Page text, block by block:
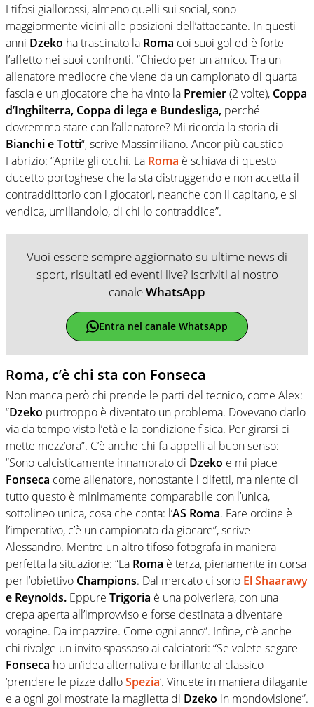
I tifosi giallorossi, almeno quelli sui social, sono
maggiormente vicini alle posizioni dell’attaccante. In questi
anni Dzeko ha trascinato la Roma coi suoi gol ed è forte
l’affetto nei suoi confronti. “Chiedo per un amico. Tra un
allenatore mediocre che viene da un campionato di quarta
fascia e un giocatore che ha vinto la Premier(2 volte), Coppa
d’Inghilterra, Coppa di lega e Bundesliga, perché
dovremmo stare con l’allenatore? Mi ricorda la storia di
Bianchi e Totti“, scrive Massimiliano. Ancor più caustico
Fabrizio: “Aprite gli occhi. La Roma è schiava di questo
ducetto portoghese che la sta distruggendo e non accetta il
contraddittorio con i giocatori, neanche con il capitano, e si
vendica, umiliandolo, di chi lo contraddice”.
Vuoi essere sempre aggiornato su ultime news di
sport, risultati ed eventi live? Iscriviti al nostro
canaleWhatsApp
Entra nel canale WhatsApp
Roma, c’è chi sta con Fonseca
Non manca però chi prende le parti del tecnico, come Alex:
“Dzeko purtroppo è diventato un problema. Dovevano darlo
via da tempo visto l’età e la condizione fisica. Per girarsi ci
mette mezz’ora”. C’è anche chi fa appelli al buon senso:
“Sono calcisticamente innamorato di Dzeko e mi piace
Fonseca come allenatore, nonostante i difetti, ma niente di
tutto questo è minimamente comparabile con l’unica,
sottolineo unica, cosa che conta: l’AS Roma. Fare ordine è
l’imperativo, c’è un campionato da giocare”, scrive
Alessandro. Mentre un altro tifoso fotografa in maniera
perfetta la situazione: “La Roma è terza, pienamente in corsa
per l’obiettivo Champions. Dal mercato ci sono El Shaarawy
e Reynolds. Eppure Trigoria è una polveriera, con una
crepa aperta all’improvviso e forse destinata a diventare
voragine. Da impazzire. Come ogni anno”. Infine, c’è anche
chi rivolge un invito spassoso ai calciatori: “Se volete segare
Fonseca ho un’idea alternativa e brillante al classico
‘prendere le pizze dalloSpezia‘. Vincete in maniera dilagante
e a ogni gol mostrate la maglietta di Dzeko in mondovisione”.